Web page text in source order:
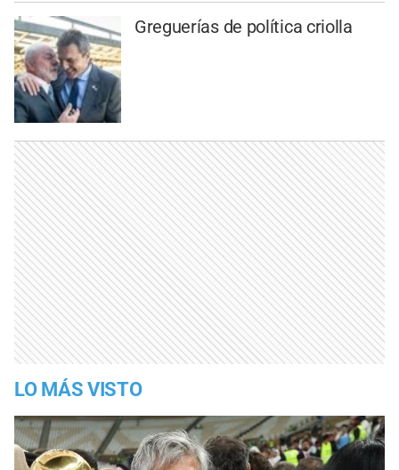
Greguerías de política criolla
LO MÁS VISTO